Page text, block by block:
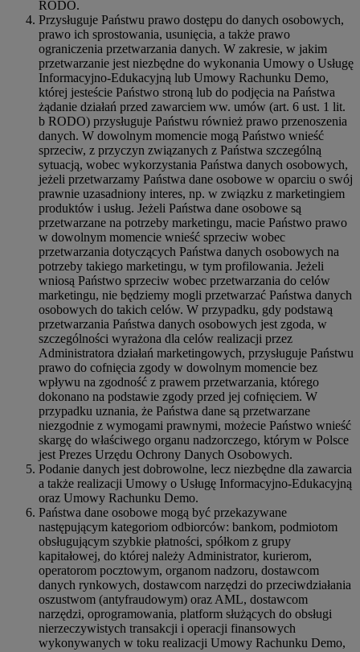
RODO.
Przysługuje Państwu prawo dostępu do danych osobowych,
prawo ich sprostowania, usunięcia, a także prawo
ograniczenia przetwarzania danych. W zakresie, w jakim
przetwarzanie jest niezbędne do wykonania Umowy o Usługę
Informacyjno-Edukacyjną lub Umowy Rachunku Demo,
której jesteście Państwo stroną lub do podjęcia na Państwa
żądanie działań przed zawarciem ww. umów (art. 6 ust. 1 lit.
b RODO) przysługuje Państwu również prawo przenoszenia
danych. W dowolnym momencie mogą Państwo wnieść
sprzeciw, z przyczyn związanych z Państwa szczególną
sytuacją, wobec wykorzystania Państwa danych osobowych,
jeżeli przetwarzamy Państwa dane osobowe w oparciu o swój
prawnie uzasadniony interes, np. w związku z marketingiem
produktów i usług. Jeżeli Państwa dane osobowe są
przetwarzane na potrzeby marketingu, macie Państwo prawo
w dowolnym momencie wnieść sprzeciw wobec
przetwarzania dotyczących Państwa danych osobowych na
potrzeby takiego marketingu, w tym profilowania. Jeżeli
wniosą Państwo sprzeciw wobec przetwarzania do celów
marketingu, nie będziemy mogli przetwarzać Państwa danych
osobowych do takich celów. W przypadku, gdy podstawą
przetwarzania Państwa danych osobowych jest zgoda, w
szczególności wyrażona dla celów realizacji przez
Administratora działań marketingowych, przysługuje Państwu
prawo do cofnięcia zgody w dowolnym momencie bez
wpływu na zgodność z prawem przetwarzania, którego
dokonano na podstawie zgody przed jej cofnięciem. W
przypadku uznania, że Państwa dane są przetwarzane
niezgodnie z wymogami prawnymi, możecie Państwo wnieść
skargę do właściwego organu nadzorczego, którym w Polsce
jest Prezes Urzędu Ochrony Danych Osobowych.
Podanie danych jest dobrowolne, lecz niezbędne dla zawarcia
a także realizacji Umowy o Usługę Informacyjno-Edukacyjną
oraz Umowy Rachunku Demo.
Państwa dane osobowe mogą być przekazywane
następującym kategoriom odbiorców: bankom, podmiotom
obsługującym szybkie płatności, spółkom z grupy
kapitałowej, do której należy Administrator, kurierom,
operatorom pocztowym, organom nadzoru, dostawcom
danych rynkowych, dostawcom narzędzi do przeciwdziałania
oszustwom (antyfraudowym) oraz AML, dostawcom
narzędzi, oprogramowania, platform służących do obsługi
nierzeczywistych transakcji i operacji finansowych
wykonywanych w toku realizacji Umowy Rachunku Demo,